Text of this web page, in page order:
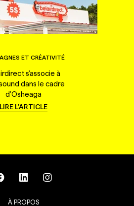
ET CRÉATIVITÉ
s'associe à
dans le cadre
d'Osheaga
LIRE L'ARTICLE
À PROPOS